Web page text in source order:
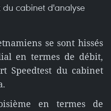
cabinet d'analyse
se sont hissés
en termes de débit,
Speedtest du cabinet
en termes de